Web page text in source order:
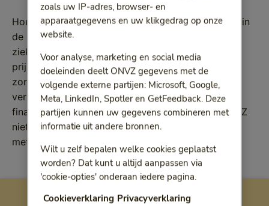
Houten, 10 augustus 2023 - Recent verschijnen er in
de media berichten dat de toegang tot
ziekenhuiszorg onder druk staat vanwege
prijsafspraken tussen ziekenhuizen en
zorgverzekeraars. Dit geldt niet voor u als ONVZ-
verzekerde. Krijgt u toch te horen dat u vanwege
financiële afspraken tussen het ziekenhuis en ONVZ
niet geholpen kunt worden? Neem dan contact op
met
zoals uw IP-adres, browser- en
apparaatgegevens en uw klikgedrag op onze
website.
Voor analyse, marketing en social media
doeleinden deelt ONVZ gegevens met de
volgende externe partijen: Microsoft, Google,
Meta, LinkedIn, Spotler en GetFeedback. Deze
partijen kunnen uw gegevens combineren met
informatie uit andere bronnen.
Wilt u zelf bepalen welke cookies geplaatst
worden? Dat kunt u altijd aanpassen via
'cookie-opties' onderaan iedere pagina.
Cookieverklaring Privacyverklaring